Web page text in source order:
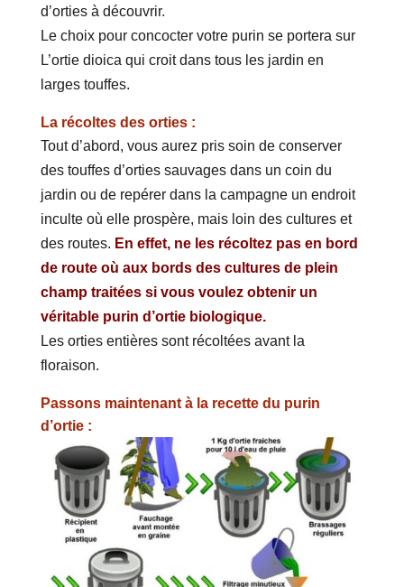
d’orties à découvrir.
Le choix pour concocter votre purin se portera sur
L’ortie dioica qui croit dans tous les jardin en
larges touffes.
La récoltes des orties :
Tout d’abord, vous aurez pris soin de conserver
des touffes d’orties sauvages dans un coin du
jardin ou de repérer dans la campagne un endroit
inculte où elle prospère, mais loin des cultures et
des routes. En effet, ne les récoltez pas en bord
de route où aux bords des cultures de plein
champ traitées si vous voulez obtenir un
véritable purin d’ortie biologique.
Les orties entières sont récoltées avant la
floraison.
Passons maintenant à la recette du purin
d’ortie :